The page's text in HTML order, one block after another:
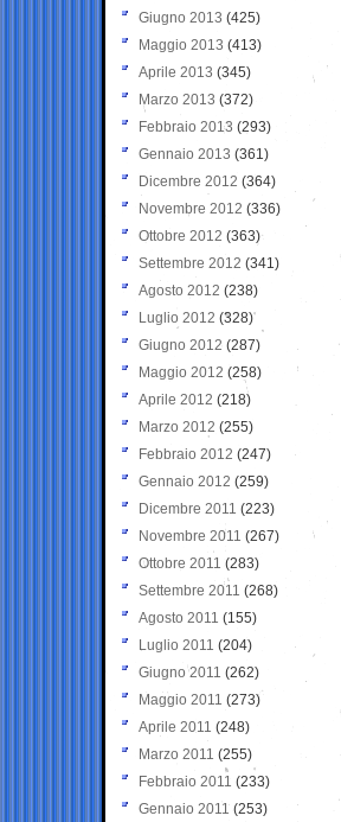
Giugno 2013 (425)
Maggio 2013 (413)
Aprile 2013 (345)
Marzo 2013 (372)
Febbraio 2013 (293)
Gennaio 2013 (361)
Dicembre 2012 (364)
Novembre 2012 (336)
Ottobre 2012 (363)
Settembre 2012 (341)
Agosto 2012 (238)
Luglio 2012 (328)
Giugno 2012 (287)
Maggio 2012 (258)
Aprile 2012 (218)
Marzo 2012 (255)
Febbraio 2012 (247)
Gennaio 2012 (259)
Dicembre 2011 (223)
Novembre 2011 (267)
Ottobre 2011 (283)
Settembre 2011 (268)
Agosto 2011 (155)
Luglio 2011 (204)
Giugno 2011 (262)
Maggio 2011 (273)
Aprile 2011 (248)
Marzo 2011 (255)
Febbraio 2011 (233)
Gennaio 2011 (253)